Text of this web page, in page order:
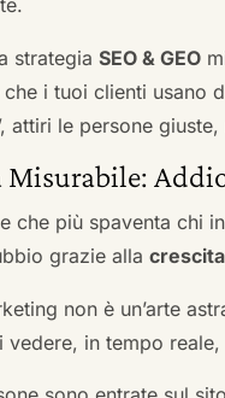
strategiaSEO & GEO
i tuoi clienti usano
attiri le persone
Misurabile:
che più spaventa chi
grazie alla
non è un’arte
vedere, in tempo